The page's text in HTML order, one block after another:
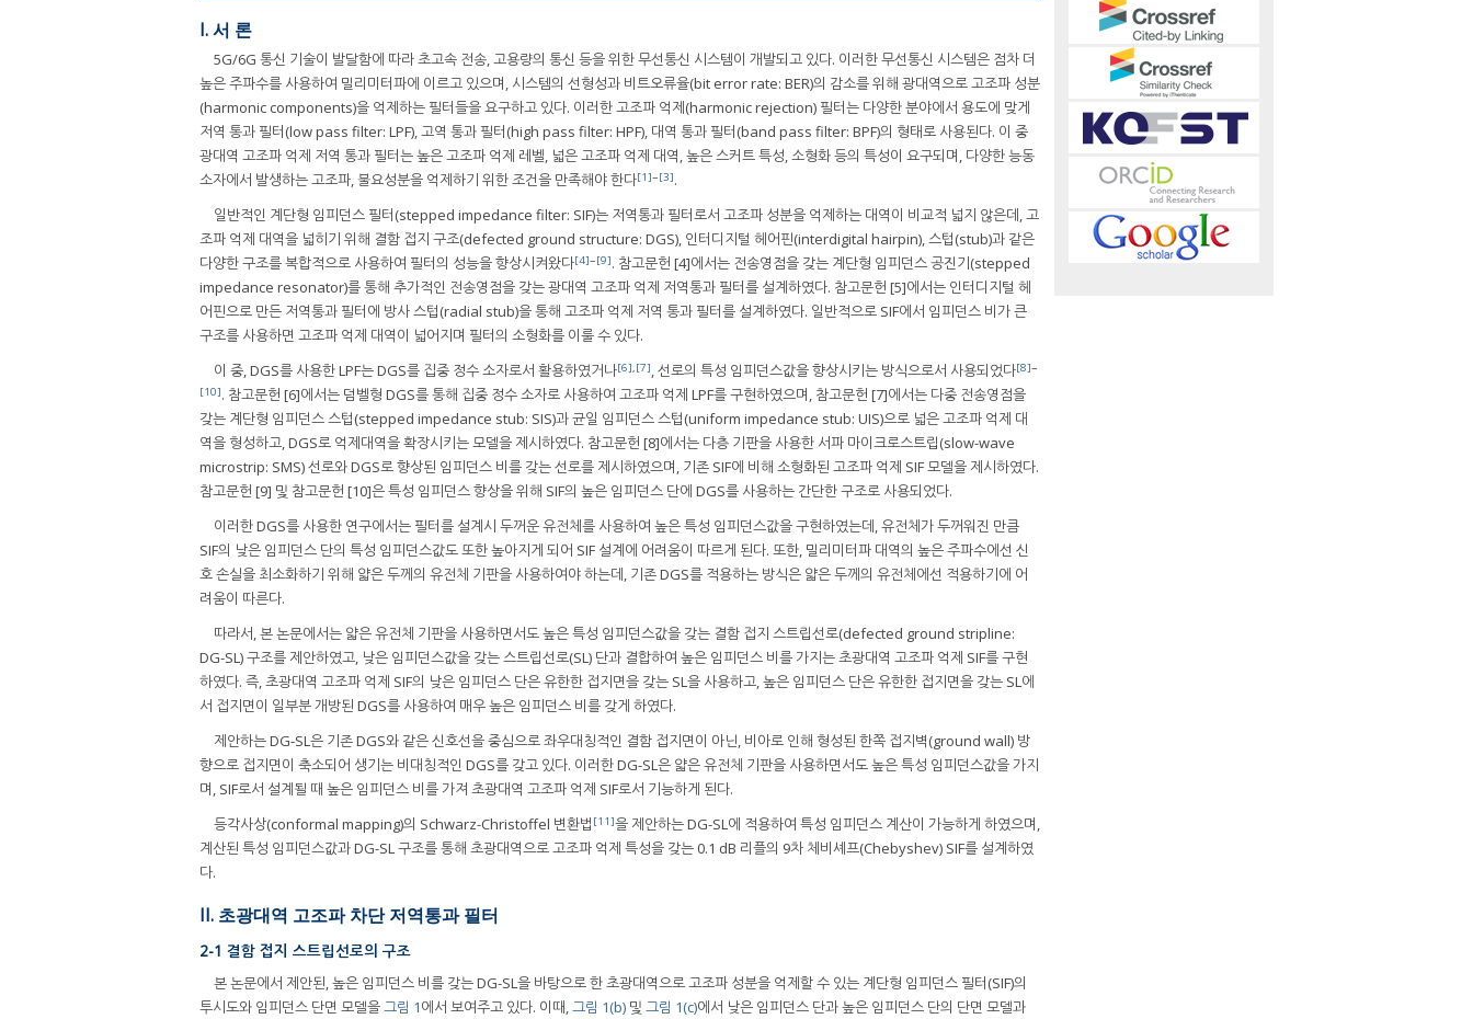
I. 서 론
5G/6G 통신 기술이 발달함에 따라 초고속 전송, 고용량의 통신 등을 위한 무선통신 시스템이 개발되고 있다. 이러한 무선통신 시스템은 점차 더
높은 주파수를 사용하여 밀리미터파에 이르고 있으며, 시스템의 선형성과 비트오류율(bit error rate: BER)의 감소를 위해 광대역으로 고조파 성분
(harmonic components)을 억제하는 필터들을 요구하고 있다. 이러한 고조파 억제(harmonic rejection) 필터는 다양한 분야에서 용도에 맞게
저역 통과 필터(low pass filter: LPF), 고역 통과 필터(high pass filter: HPF), 대역 통과 필터(band pass filter: BPF)의 형태로 사용된다. 이 중
광대역 고조파 억제 저역 통과 필터는 높은 고조파 억제 레벨, 넓은 고조파 억제 대역, 높은 스커트 특성, 소형화 등의 특성이 요구되며, 다양한 능동
소자에서 발생하는 고조파, 불요성분을 억제하기 위한 조건을 만족해야 한다[1]~[3].
일반적인 계단형 임피던스 필터(stepped impedance filter: SIF)는 저역통과 필터로서 고조파 성분을 억제하는 대역이 비교적 넓지 않은데, 고
조파 억제 대역을 넓히기 위해 결함 접지 구조(defected ground structure: DGS), 인터디지털 헤어핀(interdigital hairpin), 스텁(stub)과 같은
다양한 구조를 복합적으로 사용하여 필터의 성능을 향상시켜왔다[4]~[9]. 참고문헌 [4]에서는 전송영점을 갖는 계단형 임피던스 공진기(stepped
impedance resonator)를 통해 추가적인 전송영점을 갖는 광대역 고조파 억제 저역통과 필터를 설계하였다. 참고문헌 [5]에서는 인터디지털 헤
어핀으로 만든 저역통과 필터에 방사 스텁(radial stub)을 통해 고조파 억제 저역 통과 필터를 설계하였다. 일반적으로 SIF에서 임피던스 비가 큰
구조를 사용하면 고조파 억제 대역이 넓어지며 필터의 소형화를 이룰 수 있다.
이 중, DGS를 사용한 LPF는 DGS를 집중 정수 소자로서 활용하였거나[6] [7], 선로의 특성 임피던스값을 향상시키는 방식으로서 사용되었다[8]~
[10]. 참고문헌 [6]에서는 덤벨형 DGS를 통해 집중 정수 소자로 사용하여 고조파 억제 LPF를 구현하였으며, 참고문헌 [7]에서는 다중 전송영점을
갖는 계단형 임피던스 스텁(stepped impedance stub: SIS)과 균일 임피던스 스텁(uniform impedance stub: UIS)으로 넓은 고조파 억제 대
역을 형성하고, DGS로 억제대역을 확장시키는 모델을 제시하였다. 참고문헌 [8]에서는 다층 기판을 사용한 서파 마이크로스트립(slow-wave
microstrip: SMS) 선로와 DGS로 향상된 임피던스 비를 갖는 선로를 제시하였으며, 기존 SIF에 비해 소형화된 고조파 억제 SIF 모델을 제시하였다.
참고문헌 [9] 및 참고문헌 [10]은 특성 임피던스 향상을 위해 SIF의 높은 임피던스 단에 DGS를 사용하는 간단한 구조로 사용되었다.
이러한 DGS를 사용한 연구에서는 필터를 설계시 두꺼운 유전체를 사용하여 높은 특성 임피던스값을 구현하였는데, 유전체가 두꺼워진 만큼
SIF의 낮은 임피던스 단의 특성 임피던스값도 또한 높아지게 되어 SIF 설계에 어려움이 따르게 된다. 또한, 밀리미터파 대역의 높은 주파수에선 신
호 손실을 최소화하기 위해 얇은 두께의 유전체 기판을 사용하여야 하는데, 기존 DGS를 적용하는 방식은 얇은 두께의 유전체에선 적용하기에 어
려움이 따른다.
따라서, 본 논문에서는 얇은 유전체 기판을 사용하면서도 높은 특성 임피던스값을 갖는 결함 접지 스트립선로(defected ground stripline:
DG-SL) 구조를 제안하였고, 낮은 임피던스값을 갖는 스트립선로(SL) 단과 결합하여 높은 임피던스 비를 가지는 초광대역 고조파 억제 SIF를 구현
하였다. 즉, 초광대역 고조파 억제 SIF의 낮은 임피던스 단은 유한한 접지면을 갖는 SL을 사용하고, 높은 임피던스 단은 유한한 접지면을 갖는 SL에
서 접지면이 일부분 개방된 DGS를 사용하여 매우 높은 임피던스 비를 갖게 하였다.
제안하는 DG-SL은 기존 DGS와 같은 신호선을 중심으로 좌우대칭적인 결함 접지면이 아닌, 비아로 인해 형성된 한쪽 접지벽(ground wall) 방
향으로 접지면이 축소되어 생기는 비대칭적인 DGS를 갖고 있다. 이러한 DG-SL은 얇은 유전체 기판을 사용하면서도 높은 특성 임피던스값을 가지
며, SIF로서 설계될 때 높은 임피던스 비를 가져 초광대역 고조파 억제 SIF로서 기능하게 된다.
등각사상(conformal mapping)의 Schwarz-Christoffel 변환법 [11]을 제안하는 DG-SL에 적용하여 특성 임피던스 계산이 가능하게 하였으며,
계산된 특성 임피던스값과 DG-SL 구조를 통해 초광대역으로 고조파 억제 특성을 갖는 0.1 dB 리플의 9차 체비셰프(Chebyshev) SIF를 설계하였
다.
II. 초광대역 고조파 차단 저역통과 필터
2-1 결함 접지 스트립선로의 구조
본 논문에서 제안된, 높은 임피던스 비를 갖는 DG-SL을 바탕으로 한 초광대역으로 고조파 성분을 억제할 수 있는 계단형 임피던스 필터(SIF)의
투시도와 임피던스 단면 모델을그림 1에서 보여주고 있다. 이때,그림 1(b) 및 그림 1(c)에서 낮은 임피던스 단과 높은 임피던스 단의 단면 모델과